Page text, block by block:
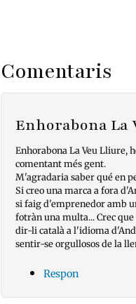
Comentaris
Enhorabona
Enhorabona La Veu Lliure,
comentant més gent.
M'agradaria saber qué en
Si creo una marca a fora
si faig d'emprenedor amb
fotràn una multa... Crec
dir-li català a l'idioma
sentir-se orgullosos de la
Respon